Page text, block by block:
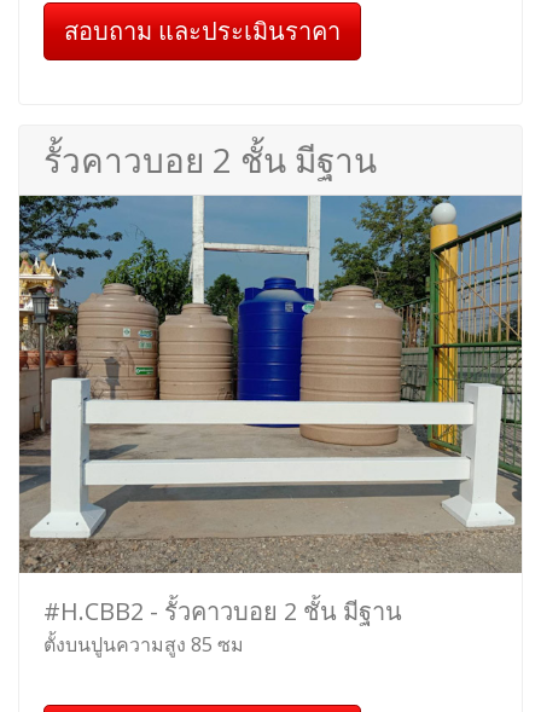
สอบถาม และประเมินราคา
รั้วคาวบอย 2 ชั้น มีฐาน
#H.CBB2 - รั้วคาวบอย 2 ชั้น มีฐาน
ตั้งบนปูนความสูง 85 ซม